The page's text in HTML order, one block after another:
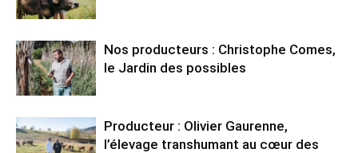
Nos producteurs : Christophe Comes,
le Jardin des possibles
Producteur : Olivier Gaurenne,
l’élevage transhumant au cœur des